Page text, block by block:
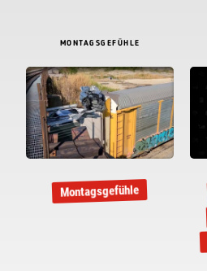
MONTAGSGEFÜHLE
Montagsgefühle